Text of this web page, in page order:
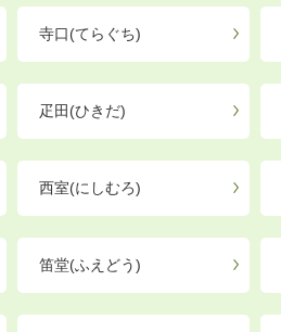
寺口(てらぐち)
疋田(ひきだ)
西室(にしむろ)
笛堂(ふえどう)